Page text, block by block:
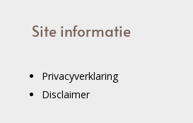
Site informatie
Privacyverklaring
Disclaimer